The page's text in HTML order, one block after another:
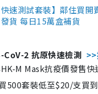
速測試套裝】鄰住買開
貨 每日15萬盒補貨
CoV-2 抗原快速檢測
M Mask抗疫價發售
500套裝低至$20/支買